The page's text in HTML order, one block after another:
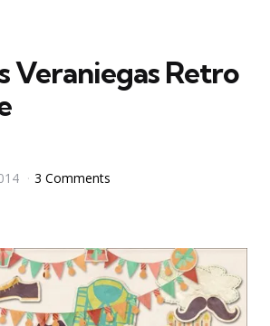
Veraniegas Retro
3 Comments